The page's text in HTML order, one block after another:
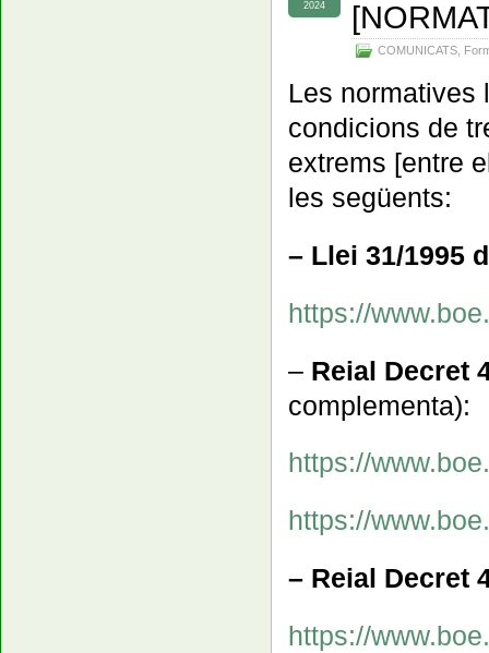
COMUNICATS
2024
Les normatives
condicions de
extrems [entre
les següents:
– Llei 31/1995
https://
– Reial Decret
complementa):
https://
https://
– Reial Decret
https://